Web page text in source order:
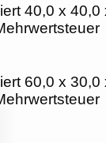
40,0 x 40,0
60,0 x 30,0